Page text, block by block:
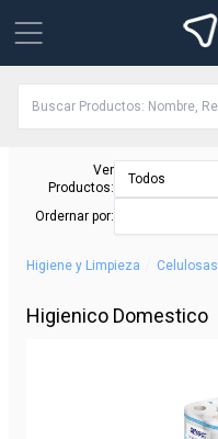
Ver
Productos:
Todos
Ordernar por:
Higiene y Limpieza Celulosas
Higienico Domestico